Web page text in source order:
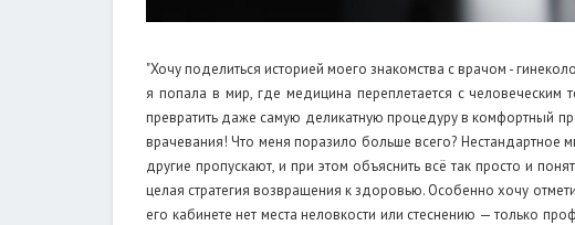
"Хочу поделиться историей моего знакомства с врачом -
я попала в мир, где медицина переплетается с
превратить даже самую деликатную процедуру в комфортный
врачевания! Что меня поразило больше всего? Нестандартное
другие пропускают, и при этом объяснить всё так просто и
целая стратегия возвращения к здоровью. Особенно хочу
его кабинете нет места неловкости или стеснению — только